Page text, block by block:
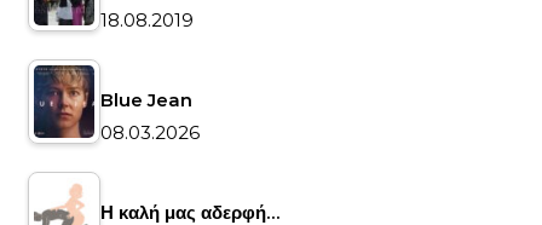
18.08.2019
Blue Jean
08.03.2026
Η καλή μας αδερφή…